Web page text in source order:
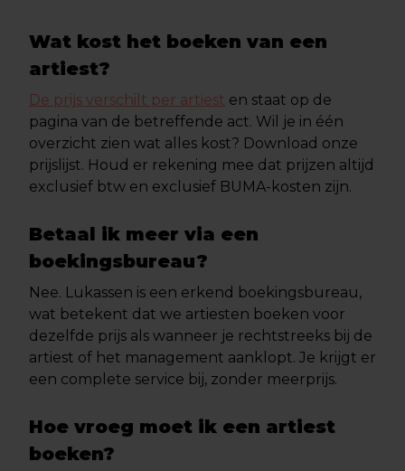
Wat kost het boeken van een
artiest?
De prijs verschilt per artiest en staat op de
pagina van de betreffende act. Wil je in één
overzicht zien wat alles kost? Download onze
prijslijst. Houd er rekening mee dat prijzen altijd
exclusief btw en exclusief BUMA-kosten zijn.
Betaal ik meer via een
boekingsbureau?
Nee. Lukassen is een erkend boekingsbureau,
wat betekent dat we artiesten boeken voor
dezelfde prijs als wanneer je rechtstreeks bij de
artiest of het management aanklopt. Je krijgt er
een complete service bij, zonder meerprijs.
Hoe vroeg moet ik een artiest
boeken?